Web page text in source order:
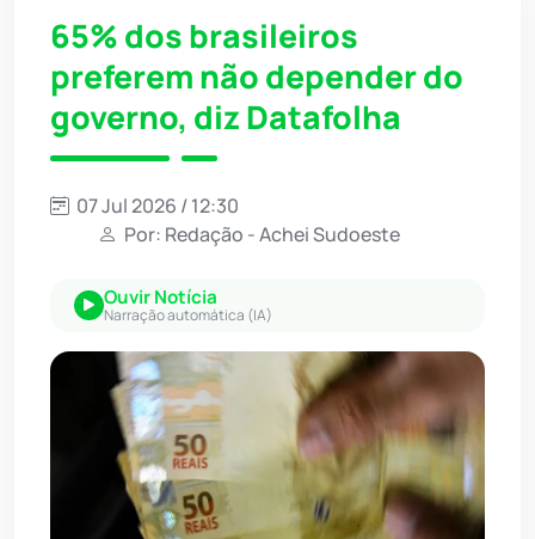
65% dos brasileiros
preferem não depender do
governo, diz Datafolha
07 Jul 2026 / 12:30
Por: Redação - Achei Sudoeste
Ouvir Notícia
Narração automática (IA)